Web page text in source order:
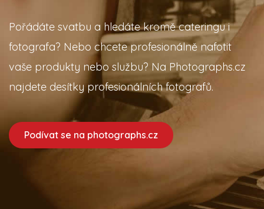
Pořádáte svatbu a hledáte kromě cateringu i
fotografa? Nebo chcete profesionálně nafotit
vaše produkty nebo službu? Na Photographs.cz
najdete desítky profesionálních fotografů.
Podívat se na photographs.cz